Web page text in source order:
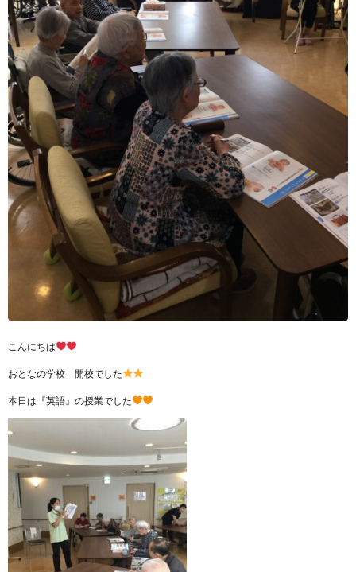
こんにちは
おとなの学校 開校でした
本日は『英語』の授業でした